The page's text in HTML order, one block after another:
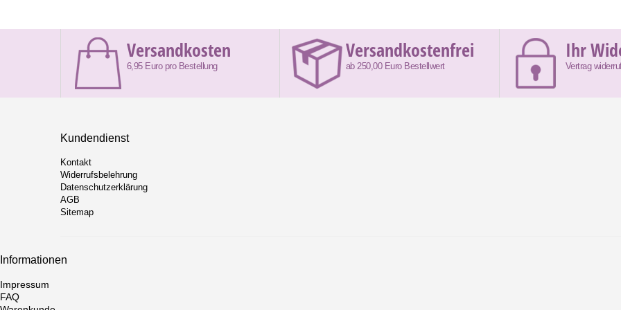
Versandkosten
6,95 Euro pro Bestellung
Versandkostenfrei
ab 250,00 Euro Bestellwert
Ihr
Vertrag
Kundendienst
Kontakt
Widerrufsbelehrung
Datenschutzerklärung
AGB
Sitemap
Informationen
Impressum
FAQ